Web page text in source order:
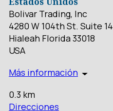
Bolivar Trading, Inc
4280 W 104th St. Suite 14
Hialeah Florida 33018
USA
Más información
0.3 km
Direcciones